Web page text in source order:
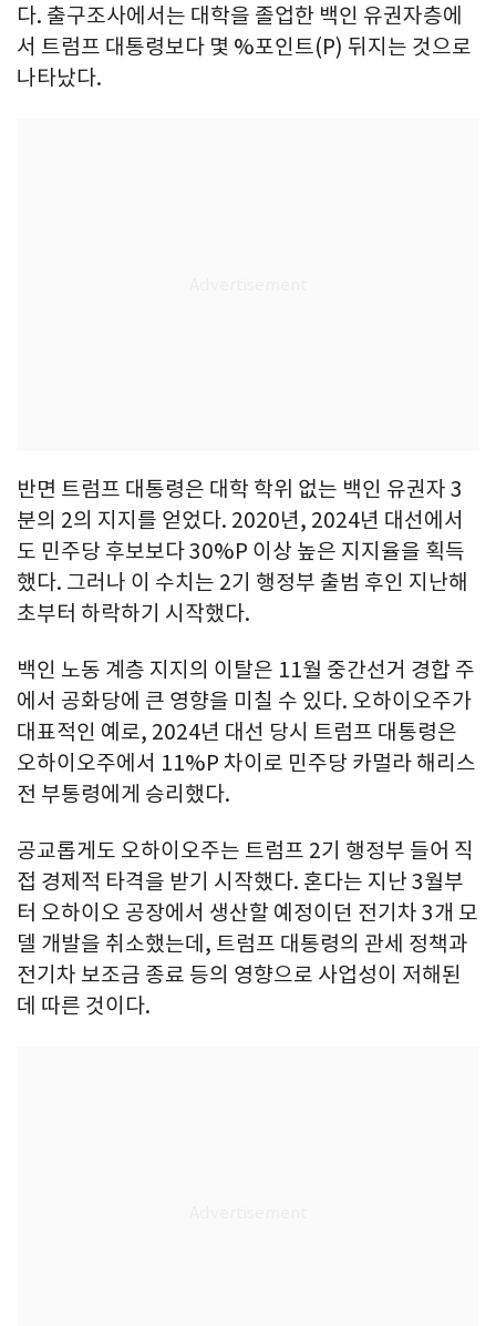
다. 출구조사에서는 대학을 졸업한 백인 유권자층에
서 트럼프 대통령보다 몇 %포인트(P) 뒤지는 것으로
나타났다.
반면 트럼프 대통령은 대학 학위 없는 백인 유권자 3
분의 2의 지지를 얻었다. 2020년, 2024년 대선에서
도 민주당 후보보다 30%P 이상 높은 지지율을 획득
했다. 그러나 이 수치는 2기 행정부 출범 후인 지난해
초부터 하락하기 시작했다.
백인 노동 계층 지지의 이탈은 11월 중간선거 경합 주
에서 공화당에 큰 영향을 미칠 수 있다. 오하이오주가
대표적인 예로, 2024년 대선 당시 트럼프 대통령은
오하이오주에서 11%P 차이로 민주당 카멀라 해리스
전 부통령에게 승리했다.
공교롭게도 오하이오주는 트럼프 2기 행정부 들어 직
접 경제적 타격을 받기 시작했다. 혼다는 지난 3월부
터 오하이오 공장에서 생산할 예정이던 전기차 3개 모
델 개발을 취소했는데, 트럼프 대통령의 관세 정책과
전기차 보조금 종료 등의 영향으로 사업성이 저해된
데 따른 것이다.